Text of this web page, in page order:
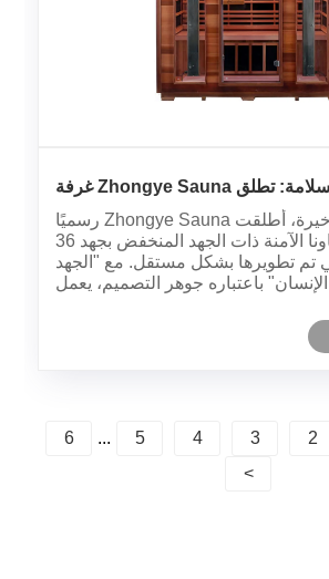
التركيز على السلامة: تطلق Zhongye Sauna غرفة
ساونا ذات جهد منخفض 36 فولت، مما يقضي على
الكهربائية للمنازل ومرافق الرعاية
في الآونة الأخيرة، أطلقت Zhongye Sauna رسميًا
غرفة الساونا الآمنة ذات الجهد المنخفض بجهد 36
تم تطويرها بشكل مستقل. مع "الجهد
باعتباره جوهر التصميم، يعمل
عن مصدر الطاقة عالي الجهد في غرف
2
3
4
5
...
6
>